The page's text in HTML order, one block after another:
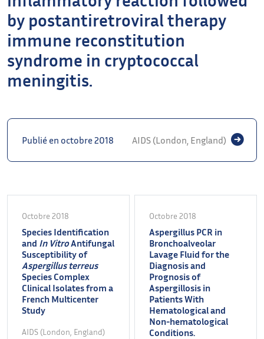
by postantiretroviral therapy
immune reconstitution
syndrome in cryptococcal
meningitis.
Publié en octobre 2018 AIDS (London, England)
Octobre 2018
Species Identification
and In VitroAntifungal
Susceptibility of
Aspergillus terreus
Species Complex
Clinical Isolates from a
French Multicenter
Study
AIDS (London, England)
Octobre 2018
Aspergillus PCR in
Bronchoalveolar
Lavage Fluid for the
Diagnosis and
Prognosis of
Aspergillosis in
Patients With
Hematological and
Non-hematological
Conditions.